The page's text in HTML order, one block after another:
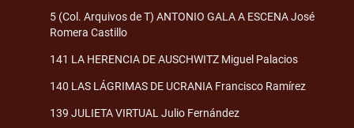
5 (Col. Arquivos de T) ANTONIO GALA A ESCENA José
Romera Castillo
141 LA HERENCIA DE AUSCHWITZ Miguel Palacios
140 LAS LÁGRIMAS DE UCRANIA Francisco Ramírez
139 JULIETA VIRTUAL Julio Fernández